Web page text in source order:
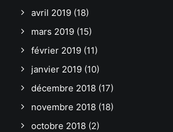
avril 2019 (18)
mars 2019 (15)
février 2019 (11)
janvier 2019 (10)
décembre 2018 (17)
novembre 2018 (18)
octobre 2018 (2)